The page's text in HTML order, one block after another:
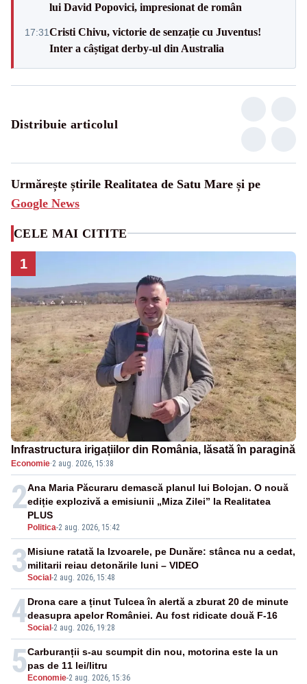
lui David Popovici, impresionat de român
17:31Cristi Chivu, victorie de senzație cu Juventus!
Inter a câștigat derby-ul din Australia
Distribuie articolul
Urmărește știrile Realitatea de Satu Mare și pe
Google News
CELE MAI CITITE
1
Infrastructura irigațiilor din România, lăsată în paragină
Economie·2 aug. 2026, 15:38
2
Politica-2 aug. 2026, 15:42
Ana Maria Păcuraru demască planul lui Bolojan. O nouă
ediție explozivă a emisiunii „Miza Zilei” la Realitatea
PLUS
3Social -2 aug. 2026, 15:48
Misiune ratată la Izvoarele, pe Dunăre: stânca nu a cedat,
militarii reiau detonările luni – VIDEO
4Social -2 aug. 2026, 19:28
Drona care a ținut Tulcea în alertă a zburat 20 de minute
deasupra apelor României. Au fost ridicate două F-16
5 Economie-2 aug. 2026, 15:36
Carburanții s-au scumpit din nou, motorina este la un
pas de 11 lei/litru